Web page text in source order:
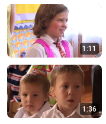
1:11
1:36